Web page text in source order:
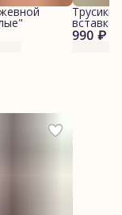
990 ₽
Трусики